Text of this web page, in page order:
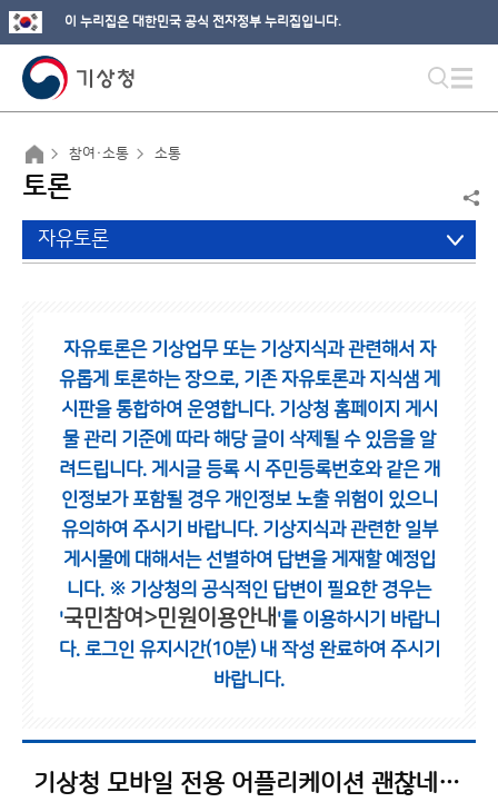
이 누리집은 대한민국 공식 전자정부 누리집입니다.
참여·소통 소통
토론
자유토론
자유토론은 기상업무 또는 기상지식과 관련해서 자
유롭게 토론하는 장으로, 기존 자유토론과 지식샘 게
시판을 통합하여 운영합니다. 기상청 홈페이지 게시
물 관리 기준에 따라 해당 글이 삭제될 수 있음을 알
려드립니다. 게시글 등록 시 주민등록번호와 같은 개
인정보가 포함될 경우 개인정보 노출 위험이 있으니
유의하여 주시기 바랍니다. 기상지식과 관련한 일부
게시물에 대해서는 선별하여 답변을 게재할 예정입
니다. ※ 기상청의 공식적인 답변이 필요한 경우는
'국민참여>민원이용안내 '를 이용하시기 바랍니
다. 로그인 유지시간(10분) 내 작성 완료하여 주시기
바랍니다.
기상청 모바일 전용 어플리케이션 괜찮네요..